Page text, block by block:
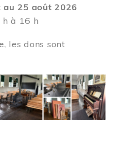
25 août 2026
à 16 h
les dons sont